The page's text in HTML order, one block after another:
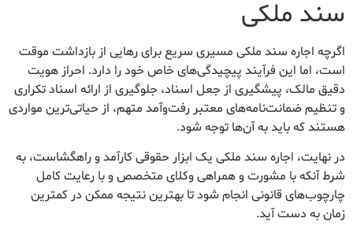
سند ملکی
اگرچه اجاره سند ملکی مسیری سریع برای رهایی از بازداشت موقت
است، اما این فرآیند پیچیدگی‌های خاص خود را دارد. احراز هویت
دقیق مالک، پیشگیری از جعل اسناد، جلوگیری از ارائه اسناد تکراری
و تنظیم ضمانت‌نامه‌های معتبر رفت‌وآمد متهم، از حیاتی‌ترین مواردی
هستند که باید به آن‌ها توجه شود.
در نهایت، اجاره سند ملکی یک ابزار حقوقی کارآمد و راهگشاست، به
شرط آنکه با مشورت و همراهی وکلای متخصص و با رعایت کامل
چارچوب‌های قانونی انجام شود تا بهترین نتیجه ممکن در کمترین
زمان به دست آید.